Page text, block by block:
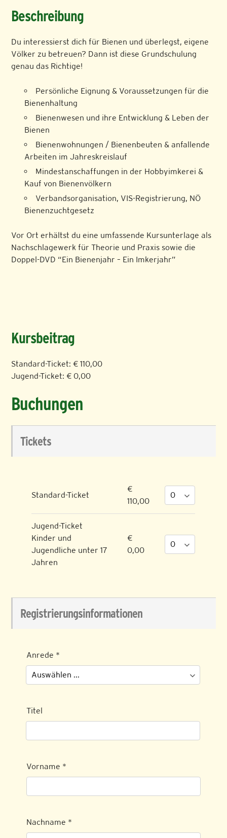
Beschreibung
Du interessierst dich für Bienen und überlegst, eigene
Völker zu betreuen? Dann ist diese Grundschulung
genau das Richtige!
Persönliche Eignung & Voraussetzungen für die
Bienenhaltung
Bienenwesen und ihre Entwicklung & Leben der
Bienen
Bienenwohnungen / Bienenbeuten & anfallende
Arbeiten im Jahreskreislauf
Mindestanschaffungen in der Hobbyimkerei &
Kauf von Bienenvölkern
Verbandsorganisation, VIS-Registrierung, NÖ
Bienenzuchtgesetz
Vor Ort erhältst du eine umfassende Kursunterlage als
Nachschlagewerk für Theorie und Praxis sowie die
Doppel-DVD “Ein Bienenjahr – Ein Imkerjahr”
Kursbeitrag
Standard-Ticket: € 110,00
Jugend-Ticket: € 0,00
Buchungen
Tickets
Standard-Ticket
€
110,00
Jugend-Ticket
Kinder und
Jugendliche unter 17
Jahren
€
0,00
Registrierungsinformationen
Anrede *
Titel
Vorname *
Nachname *